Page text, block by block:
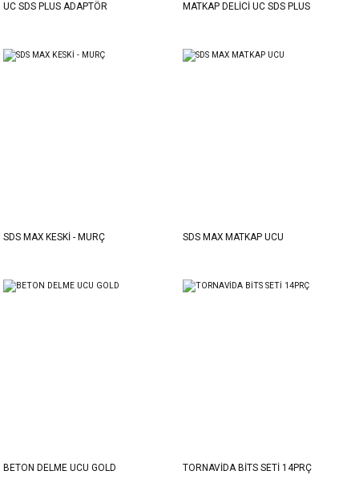
UC SDS PLUS ADAPTÖR MATKAP DELİCİ UC SDS PLUS
SDS MAX KESKİ - MURÇ SDS MAX MATKAP UCU
BETON DELME UCU GOLD TORNAVİDA BİTS SETİ 14PRÇ